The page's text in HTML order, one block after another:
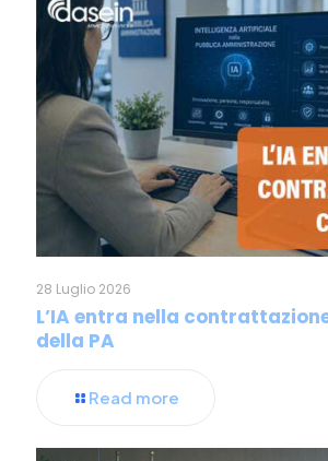
28 Luglio 2026
L’IA entra nella
della PA
Read more